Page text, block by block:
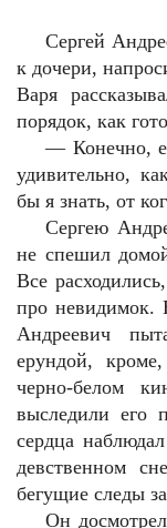
Сергей
к дочери,
Варя
порядок, как
— Конечно,
удивительно,
бы я знать, от
Сергею
не спешил
Все
про невидимок.
Андреевич
ерундой,
черно-белом
выследили его
сердца
девственном
бегущие следы
Он